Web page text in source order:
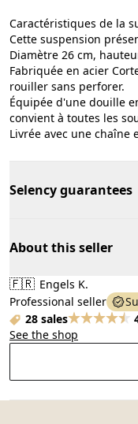
Caractéristiques de la
Cette suspension
Diamètre 26 cm,
Fabriquée en acier
rouiller sans perforer.
Équipée d'une douille
convient à toutes les
Livrée avec une chaîne
Selency guarantees
About this seller
🇫🇷 Engels K.
Professional seller
28 sales
See the shop